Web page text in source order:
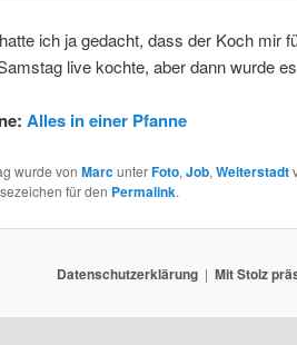
ich ja gedacht, dass der Koch mir
live kochte, aber dann wurde
Alles in einer Pfanne
wurde von MarcunterFoto, Job, Weiterstadt
für den Permalink.
Datenschutzerklärung Mit Stolz